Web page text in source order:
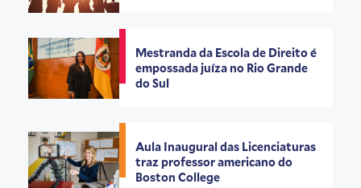
Mestranda da Escola de Direito é
empossada juíza no Rio Grande
do Sul
Aula Inaugural das Licenciaturas
traz professor americano do
Boston College